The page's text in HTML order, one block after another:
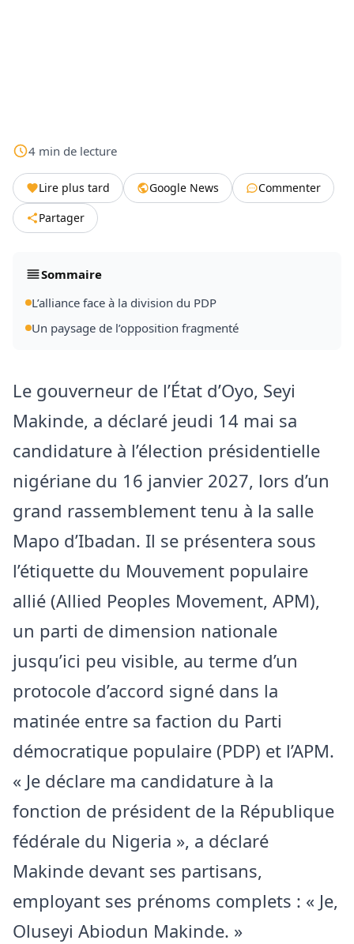
4 min de lecture
Lire plus tard Google News
Commenter
Partager
Sommaire
L’alliance face à la division du PDP
Un paysage de l’opposition fragmenté
Le gouverneur de l’État d’Oyo, Seyi
Makinde, a déclaré jeudi 14 mai sa
candidature à l’élection présidentielle
nigériane du 16 janvier 2027, lors d’un
grand rassemblement tenu à la salle
Mapo d’Ibadan. Il se présentera sous
l’étiquette du Mouvement populaire
allié (Allied Peoples Movement, APM),
un parti de dimension nationale
jusqu’ici peu visible, au terme d’un
protocole d’accord signé dans la
matinée entre sa faction du Parti
démocratique populaire (PDP) et l’APM.
« Je déclare ma candidature à la
fonction de président de la République
fédérale du Nigeria », a déclaré
Makinde devant ses partisans,
employant ses prénoms complets : « Je,
Oluseyi Abiodun Makinde. »